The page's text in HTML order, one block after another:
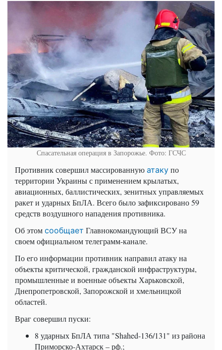
Спасательная операция в Запорожье. Фото: ГСЧС
Противник совершил массированную атаку по
территории Украины с применением крылатых,
авиационных, баллистических, зенитных управляемых
ракет и ударных БпЛА. Всего было зафиксировано 59
средств воздушного нападения противника.
Об этом сообщает Главнокомандующий ВСУ на
своем официальном телеграмм-канале.
По его информации противник направил атаку на
объекты критической, гражданской инфраструктуры,
промышленные и военные объекты Харьковской,
Днепропетровской, Запорожской и хмельницкой
областей.
Враг совершил пуски:
8 ударных БпЛА типа "Shahed-136/131" из района
Приморско-Ахтарск – рф.;